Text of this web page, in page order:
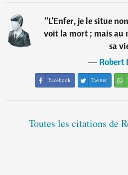
“L'Enfer, je le situe
voit la mort ; mais au
sa
―Robert
Facebook Twitter
Toutes les citations de